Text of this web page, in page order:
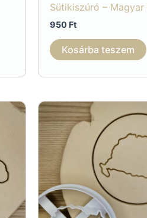
Sütikiszúró –
950 Ft
Kosárba teszem